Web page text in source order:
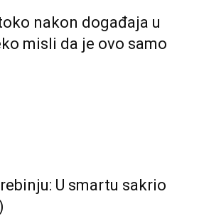
nakon događaja u
misli da je ovo samo
U smartu sakrio